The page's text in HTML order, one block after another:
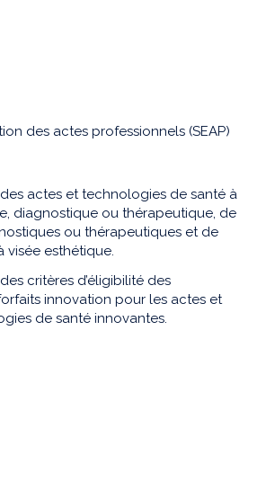
des actes professionnels (SEAP)
des actes et technologies de santé à
diagnostique ou thérapeutique, de
ou thérapeutiques et de
visée esthétique.
critères d’éligibilité des
innovation pour les actes et
de santé innovantes.